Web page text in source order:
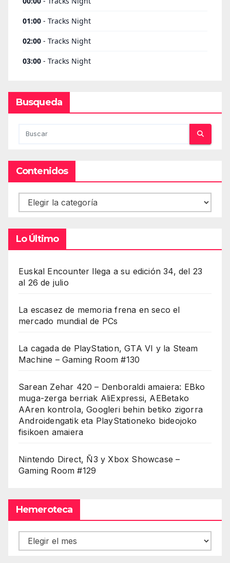
Busqueda
Contenidos
Contenidos
Lo Último
Euskal Encounter llega a su edición 34, del 23
al 26 de julio
La escasez de memoria frena en seco el
mercado mundial de PCs
La cagada de PlayStation, GTA VI y la Steam
Machine – Gaming Room #130
Sarean Zehar 420 – Denboraldi amaiera: EBko
muga-zerga berriak AliExpressi, AEBetako
AAren kontrola, Googleri behin betiko zigorra
Androidengatik eta PlayStationeko bideojoko
fisikoen amaiera
Nintendo Direct, Ñ3 y Xbox Showcase –
Gaming Room #129
Hemeroteca
Hemeroteca